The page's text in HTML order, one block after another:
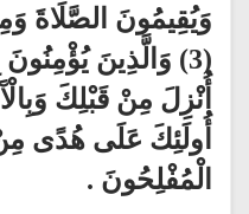
وَيُقِيمُونَ الصَّلَاةَ
(3) وَالَّذِينَ
أُولَئِكَ عَلَى هُدًى
الْمُفْلِحُونَ .